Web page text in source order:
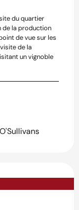
du quartier
de la production
de vue sur les
de la
un vignoble